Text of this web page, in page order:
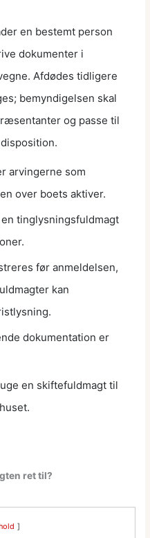
en bestemt person
dokumenter i
Afdødes tidligere
bemyndigelsen skal
og passe til
arvingerne som
over boets aktiver.
tinglysningsfuldmagt
før anmeldelsen,
kan
dokumentation er
en skiftefuldmagt til
ret til?